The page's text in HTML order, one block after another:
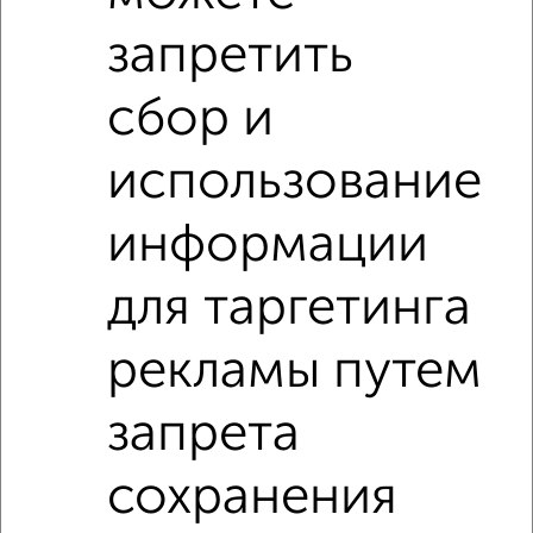
Центральный район, мкр. Покровский микрорайон,
Агентство, 06.08.2026
1-к квартиры
микрорайон Покровский микрорайон
на улице Караульная С холодильником
С бытовой техникой С телевизором
С интернетом Можно с ребенком
не первый этаж не последний этаж с балконом
запретить
сбор и
использование
информации
для таргетинга
рекламы путем
запрета
сохранения